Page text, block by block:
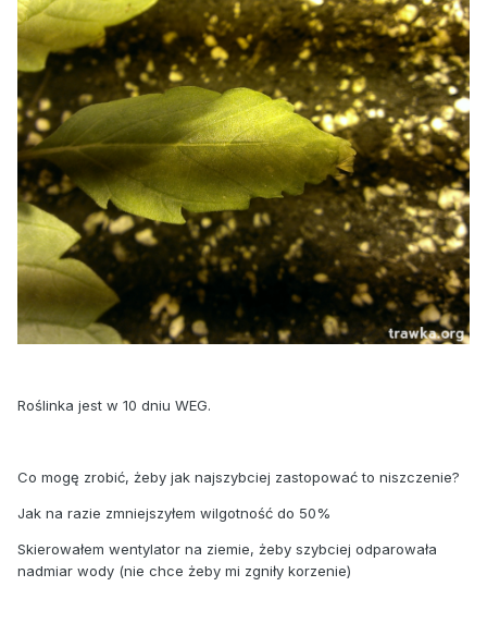
Roślinka jest w 10 dniu WEG.
Co mogę zrobić, żeby jak najszybciej zastopować to niszczenie?
Jak na razie zmniejszyłem wilgotność do 50%
Skierowałem wentylator na ziemie, żeby szybciej odparowała
nadmiar wody (nie chce żeby mi zgniły korzenie)